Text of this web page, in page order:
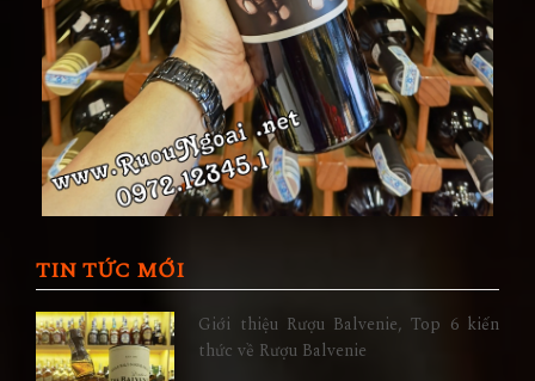
TIN TỨC MỚI
Giới thiệu Rượu Balvenie, Top 6 kiến
thức về Rượu Balvenie